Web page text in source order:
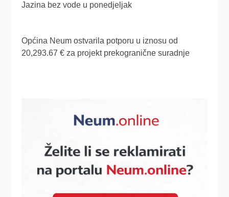
Jazina bez vode u ponedjeljak
Općina Neum ostvarila potporu u iznosu od
20,293.67 € za projekt prekogranične suradnje